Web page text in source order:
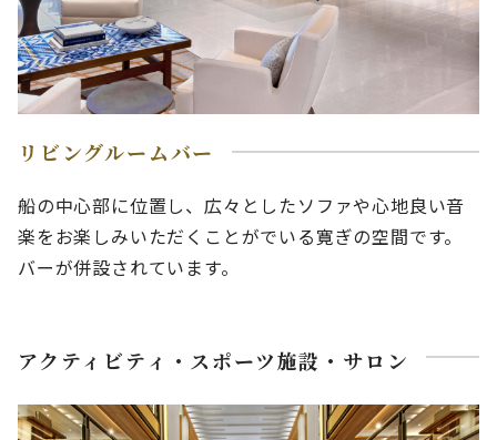
リビングルームバー
船の中心部に位置し、広々としたソファや心地良い音
楽をお楽しみいただくことがでいる寛ぎの空間です。
バーが併設されています。
アクティビティ・スポーツ施設・サロン